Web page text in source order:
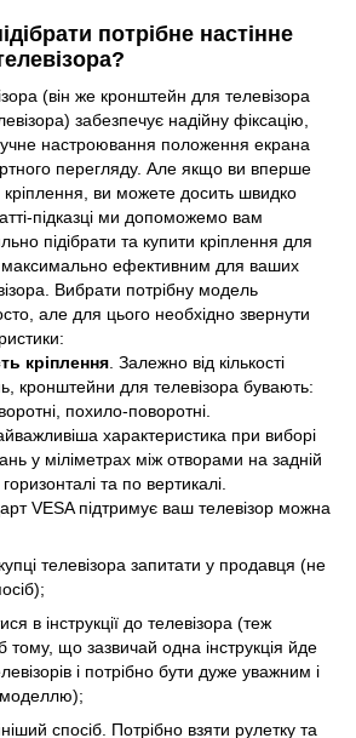
потрібне настінне
(він же кронштейн для телевізора
забезпечує надійну фіксацію,
настроювання положення екрана
перегляду. Але якщо ви вперше
кріплення, ви можете досить швидко
підказці ми допоможемо вам
підібрати та купити кріплення для
максимально ефективним для ваших
Вибрати потрібну модель
але для цього необхідно звернути
кріплення . Залежно від кількості
кронштейни для телевізора бувають:
похило-поворотні.
характеристика при виборі
у міліметрах між отворами на задній
та по вертикалі.
VESA підтримує ваш телевізор можна
телевізора запитати у продавця (не
в інструкції до телевізора (теж
тому, що зазвичай одна інструкція йде
і потрібно бути дуже уважним і
моделлю);
спосіб. Потрібно взяти рулетку та